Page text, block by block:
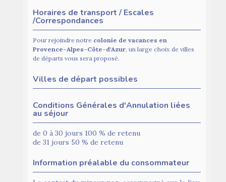
Horaires de transport / Escales
/Correspondances
Pour rejoindre notre colonie de vacances en
Provence-Alpes-Côte-d'Azur , un large choix de villes
de départs vous sera proposé.
Villes de départ possibles
Conditions Générales d'Annulation liées
au séjour
de 0 à 30 jours 100 % de retenu
de 31 jours 50 % de retenu
Information préalable du consommateur